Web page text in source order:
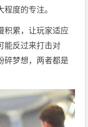
度的专注。
积累，让玩家适应
能反过来打击对
碎梦想，两者都是